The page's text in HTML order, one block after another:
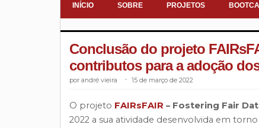
INÍCIO SOBRE PROJETOS
Conclusão do projeto
contributos para a adoção
andré vieira 15 de março de 2022
O projeto FAIRsFAIR – Fostering Fair
2022 a sua atividade desenvolvida em